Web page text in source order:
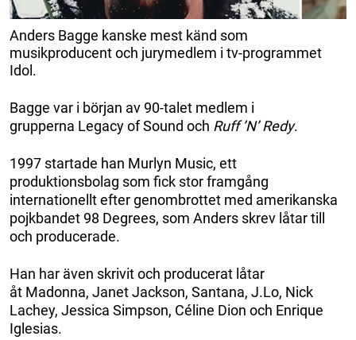
Anders Bagge kanske mest känd som
musikproducent och jurymedlem i tv-programmet
Idol.
Bagge var i början av 90-talet medlem i
grupperna Legacy of Sound och Ruff ’N’ Redy.
1997 startade han Murlyn Music, ett
produktionsbolag som fick stor framgång
internationellt efter genombrottet med amerikanska
pojkbandet 98 Degrees, som Anders skrev låtar till
och producerade.
Han har även skrivit och producerat låtar
åt Madonna, Janet Jackson, Santana, J.Lo, Nick
Lachey, Jessica Simpson, Céline Dion och Enrique
Iglesias.